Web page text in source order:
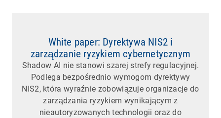
White paper: Dyrektywa NIS2 i
zarządzanie ryzykiem cybernetycznym
Shadow AI nie stanowi szarej strefy regulacyjnej.
Podlega bezpośrednio wymogom dyrektywy
NIS2, która wyraźnie zobowiązuje organizacje do
zarządzania ryzykiem wynikającym z
nieautoryzowanych technologii oraz do